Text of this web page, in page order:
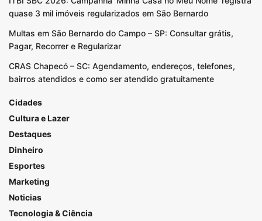
quase 3 mil imóveis regularizados em São Bernardo
Multas em São Bernardo do Campo – SP: Consultar grátis,
Pagar, Recorrer e Regularizar
CRAS Chapecó – SC: Agendamento, endereços, telefones,
bairros atendidos e como ser atendido gratuitamente
Cidades
Cultura e Lazer
Destaques
Dinheiro
Esportes
Marketing
Noticias
Tecnologia & Ciência